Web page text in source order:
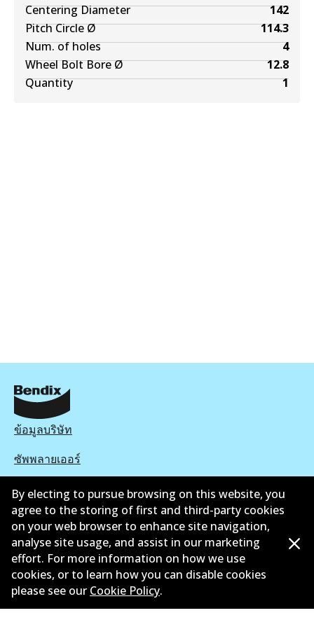
Centering Diameter
142
Pitch Circle Ø
114.3
Num. of holes
4
Wheel Bolt Bore Ø
12.8
Quantity
1
ข้อมูลบริษัท
ซัพพลายเออร์
ติดต่อ
นโยบายความเป็นส่วนตัว
การรับประกัน
ข้อกำหนดและเงื่อนไข
นโยบายการแจ้งเบาะแส
By electing to pursue browsing on this website, you
agree to the storing of first and third-party cookies
on your web browser to enhance site navigation,
analyse site usage, and assist in our marketing
effort. For more information on how we use
cookies, or to learn how you can disable cookies
please see our Cookie Policy.